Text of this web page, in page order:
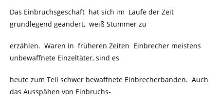
Das Einbruchsgeschäft hat sich im Laufe der Zeit
grundlegend geändert, weiß Stummer zu
erzählen. Waren in früheren Zeiten Einbrecher meistens
unbewaffnete Einzeltäter, sind es
heute zum Teil schwer bewaffnete Einbrecherbanden. Auch
das Ausspähen von Einbruchs-